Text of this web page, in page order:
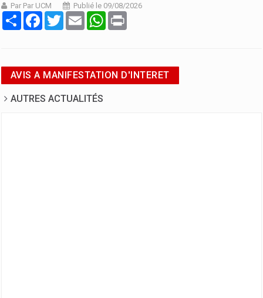
Par Par UCM
Publié le 09/08/2026
PartagerFacebook
Twitter Email WhatsApp
AVIS A MANIFESTATION D'INTERET
AUTRES ACTUALITÉS